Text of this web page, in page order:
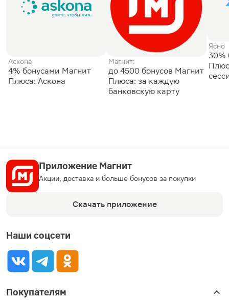
Аскона
4% бонусами Магнит
Плюса: Аскона
Магнит:
до 4500 бонусов Магнит
Плюса: за каждую
банковскую карту
Ясно
30%
Приложение Магнит
Акции, доставка и больше бонусов за покупки
Скачать приложение
Наши соцсети
Покупателям